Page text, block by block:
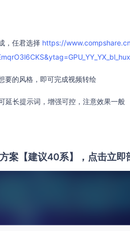
，任君选择 https://
要的风格，即可完成视频转绘
延长提示词，增强可控，注意效果一般
案【建议40系】，点击立即